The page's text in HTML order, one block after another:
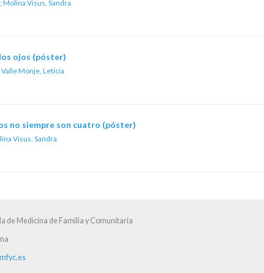
; Molina Visus, Sandra
ojos (póster)
Valle Monje, Leticia
no siempre son cuatro (póster)
Visus, Sandra
de Medicina de Familia y Comunitaria